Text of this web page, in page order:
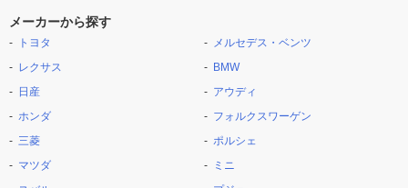
メーカーから探す
トヨタ
レクサス
日産
ホンダ
三菱
マツダ
メルセデス・ベンツ
BMW
アウディ
フォルクスワーゲン
ポルシェ
ミニ